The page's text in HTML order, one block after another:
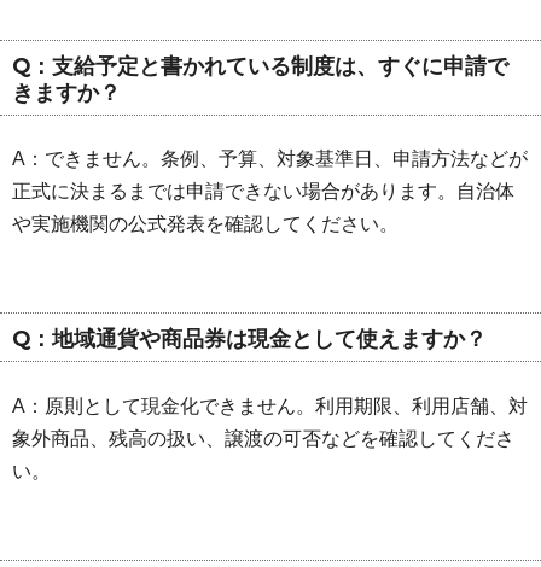
Q：支給予定と書かれている制度は、すぐに申請で
きますか？
A：できません。条例、予算、対象基準日、申請方法などが
正式に決まるまでは申請できない場合があります。自治体
や実施機関の公式発表を確認してください。
Q：地域通貨や商品券は現金として使えますか？
A：原則として現金化できません。利用期限、利用店舗、対
象外商品、残高の扱い、譲渡の可否などを確認してくださ
い。